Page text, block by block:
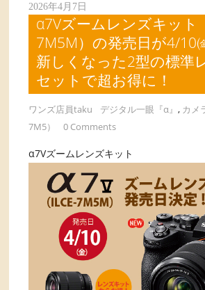
2026年4月7日
α7Vズームレンズキット
7M5M）の発売日が4/10
新しくなった2型の標準
セットで超お得に！
ワンズ店員taku デジタル一眼『α』, カメ
7M5）
0 Comments
α7Vズームレンズキット